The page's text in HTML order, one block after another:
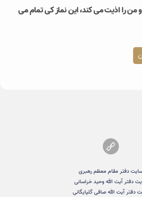
و من را اذیت می کند، این نماز کی تمام می
دفتر مقام معظم رهبری
دفتر آیت الله وحید خراسانی
دفتر آیت الله صافی گلپایگانی